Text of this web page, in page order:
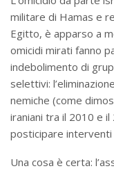
militare di Hamas e
Egitto, è apparso a
omicidi mirati fanno
indebolimento di
selettivi:
nemiche (come
iraniani tra il 2010 e
posticipare
Una cosa è certa: